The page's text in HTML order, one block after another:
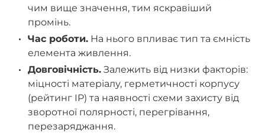
чим вище значення, тим яскравіший
промінь.
Час роботи. На нього впливає тип та ємність
елемента живлення.
Довговічність. Залежить від низки факторів:
міцності матеріалу, герметичності корпусу
(рейтинг IP) та наявності схеми захисту від
зворотної полярності, перегрівання,
перезаряджання.